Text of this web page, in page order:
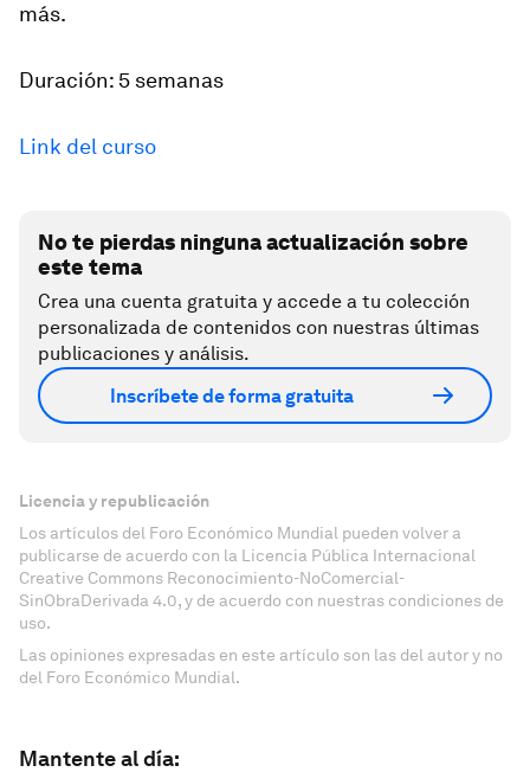
más.
Duración: 5 semanas
Link del curso
No te pierdas ninguna actualización sobre
este tema
Crea una cuenta gratuita y accede a tu colección
personalizada de contenidos con nuestras últimas
publicaciones y análisis.
Inscríbete de forma gratuita
Licencia y republicación
Los artículos del Foro Económico Mundial pueden volver a
publicarse de acuerdo con la Licencia Pública Internacional
Creative Commons Reconocimiento-NoComercial-
SinObraDerivada 4.0, y de acuerdo con nuestras condiciones de
uso.
Las opiniones expresadas en este artículo son las del autor y no
del Foro Económico Mundial.
Mantente al día: